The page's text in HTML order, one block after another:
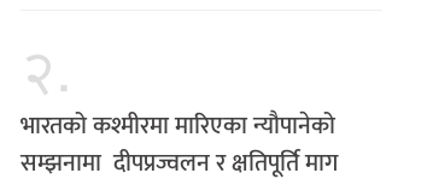
२.
भारतको कश्मीरमा मारिएका न्यौपानेको
सम्झनामा दीपप्रज्वलन र क्षतिपूर्ति माग